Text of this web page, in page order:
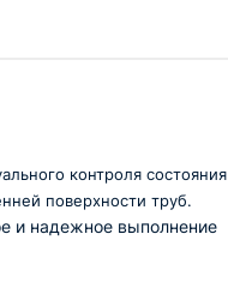
контроля состояния
поверхности труб.
и надежное выполнение